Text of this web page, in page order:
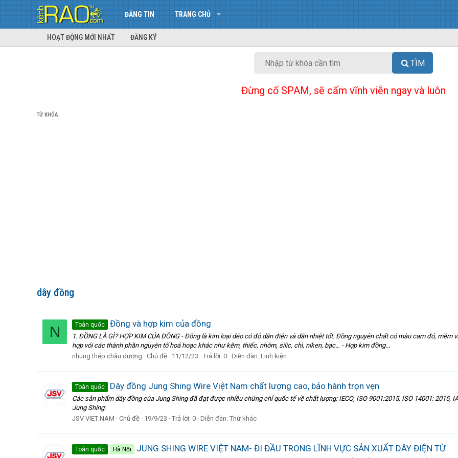
ĐĂNG TIN TRANG CHỦ
HOẠT ĐỘNG MỚI NHẤT ĐĂNG KÝ
TÌM
Đừng cố SPAM, sẽ cấm vĩnh viễn ngay và luôn
TỪ KHÓA
dây đồng
N Toàn quốc Đồng và hợp kim của đồng
1. ĐỒNG LÀ GÌ? HỢP KIM CỦA ĐỒNG - Đồng là kim loại dẻo có độ dẫn điện và dẫn nhiệt tốt. Đồng nguyên chất có màu cam đỏ,
hợp vói các thành phần nguyên tố hoá hoạc khác như kẽm, thiếc, nhôm, silic, chì, niken, bạc… - Hợp kim đồng...
nhung thép châu dương
Chủ đề 11/12/23 Trả lời: 0 Diễn đàn: Linh kiện
Toàn quốc Dây đồng Jung Shing Wire Việt Nam chất lượng cao, bảo hành trọn vẹn
Các sản phẩm dây đồng của Jung Shing đã đạt được nhiều chứng chỉ quốc tế về chất lượng: IECQ, ISO 9001:2015, ISO 14001:
Jung Shing:
JSV VIET NAM
Chủ đề 19/9/23 Trả lời: 0 Diễn đàn: Thứ khác
Toàn quốc Hà Nội JUNG SHING WIRE VIỆT NAM- ĐI ĐẦU TRONG LĨNH VỰC SẢN XUẤT DÂY ĐIỆN TỪ